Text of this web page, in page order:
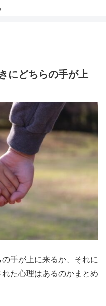
にどちらの手が上
手が上に来るか、それに
た心理はあるのかまとめ